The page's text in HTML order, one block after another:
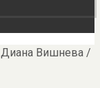
Диана Вишнева /